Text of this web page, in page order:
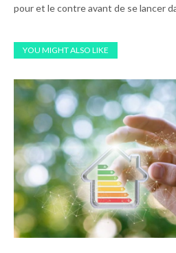
pour et le contre avant de se lancer
YOU MIGHT ALSO LIKE